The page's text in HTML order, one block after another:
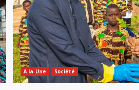
A la Une Société